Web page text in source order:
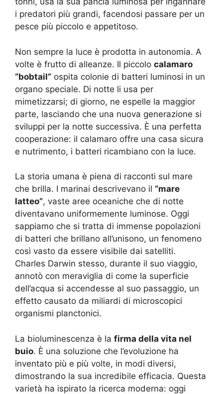
i predatori più grandi, facendosi passare per un
pesce più piccolo e appetitoso.
Non sempre la luce è prodotta in autonomia. A
volte è frutto di alleanze. Il piccolo calamaro
“bobtail” ospita colonie di batteri luminosi in un
organo speciale. Di notte li usa per
mimetizzarsi; di giorno, ne espelle la maggior
parte, lasciando che una nuova generazione si
sviluppi per la notte successiva. È una perfetta
cooperazione: il calamaro offre una casa sicura
e nutrimento, i batteri ricambiano con la luce.
La storia umana è piena di racconti sul mare
che brilla. I marinai descrivevano il “mare
latteo”, vaste aree oceaniche che di notte
diventavano uniformemente luminose. Oggi
sappiamo che si tratta di immense popolazioni
di batteri che brillano all’unisono, un fenomeno
così vasto da essere visibile dai satelliti.
Charles Darwin stesso, durante il suo viaggio,
annotò con meraviglia di come la superficie
dell’acqua si accendesse al suo passaggio, un
effetto causato da miliardi di microscopici
organismi planctonici.
La bioluminescenza è la firma della vita nel
buio. È una soluzione che l’evoluzione ha
inventato più e più volte, in modi diversi,
dimostrando la sua incredibile efficacia. Questa
varietà ha ispirato la ricerca moderna: oggi